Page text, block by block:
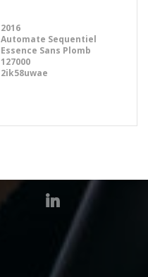
2016
Automate Sequentiel
Essence Sans Plomb
127000
2ik58uwae